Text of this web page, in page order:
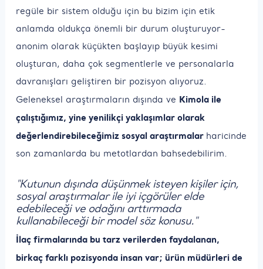
regüle bir sistem olduğu için bu bizim için etik
anlamda oldukça önemli bir durum oluşturuyor-
anonim olarak küçükten başlayıp büyük kesimi
oluşturan, daha çok segmentlerle ve personalarla
davranışları geliştiren bir pozisyon alıyoruz.
Geleneksel araştırmaların dışında ve Kimola ile
çalıştığımız, yine yenilikçi yaklaşımlar olarak
değerlendirebileceğimiz sosyal araştırmalar haricinde
son zamanlarda bu metotlardan bahsedebilirim.
"Kutunun dışında düşünmek isteyen kişiler için,
sosyal araştırmalar ile iyi içgörüler elde
edebileceği ve odağını arttırmada
kullanabileceği bir model söz konusu."
İlaç firmalarında bu tarz verilerden faydalanan,
birkaç farklı pozisyonda insan var; ürün müdürleri de